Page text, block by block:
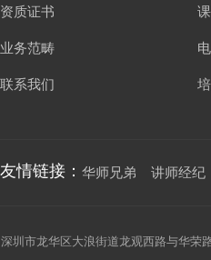
资质证书
业务范畴
联系我们
友情链接： 华师兄弟 讲师经纪
深圳市龙华区大浪街道龙观西路与华